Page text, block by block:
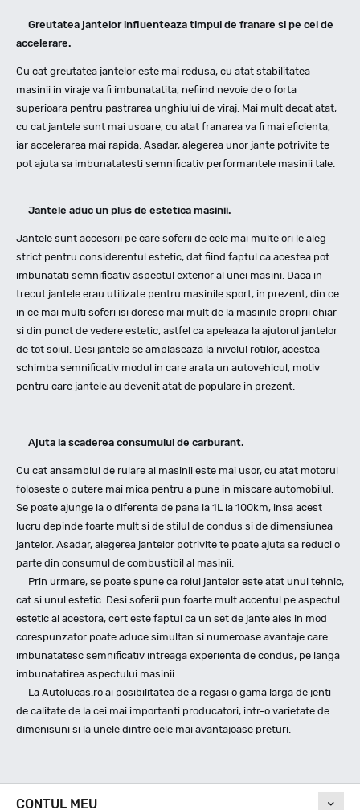
Greutatea jantelor influenteaza timpul de franare si pe cel de
accelerare.
Cu cat greutatea jantelor este mai redusa, cu atat stabilitatea
masinii in viraje va fi imbunatatita, nefiind nevoie de o forta
superioara pentru pastrarea unghiului de viraj. Mai mult decat atat,
cu cat jantele sunt mai usoare, cu atat franarea va fi mai eficienta,
iar accelerarea mai rapida. Asadar, alegerea unor jante potrivite te
pot ajuta sa imbunatatesti semnificativ performantele masinii tale.
Jantele aduc un plus de estetica masinii.
Jantele sunt accesorii pe care soferii de cele mai multe ori le aleg
strict pentru considerentul estetic, dat fiind faptul ca acestea pot
imbunatati semnificativ aspectul exterior al unei masini. Daca in
trecut jantele erau utilizate pentru masinile sport, in prezent, din ce
in ce mai multi soferi isi doresc mai mult de la masinile proprii chiar
si din punct de vedere estetic, astfel ca apeleaza la ajutorul jantelor
de tot soiul. Desi jantele se amplaseaza la nivelul rotilor, acestea
schimba semnificativ modul in care arata un autovehicul, motiv
pentru care jantele au devenit atat de populare in prezent.
Ajuta la scaderea consumului de carburant.
Cu cat ansamblul de rulare al masinii este mai usor, cu atat motorul
foloseste o putere mai mica pentru a pune in miscare automobilul.
Se poate ajunge la o diferenta de pana la 1L la 100km, insa acest
lucru depinde foarte mult si de stilul de condus si de dimensiunea
jantelor. Asadar, alegerea jantelor potrivite te poate ajuta sa reduci o
parte din consumul de combustibil al masinii.
Prin urmare, se poate spune ca rolul jantelor este atat unul tehnic,
cat si unul estetic. Desi soferii pun foarte mult accentul pe aspectul
estetic al acestora, cert este faptul ca un set de jante ales in mod
corespunzator poate aduce simultan si numeroase avantaje care
imbunatatesc semnificativ intreaga experienta de condus, pe langa
imbunatatirea aspectului masinii.
La Autolucas.ro ai posibilitatea de a regasi o gama larga de jenti
de calitate de la cei mai importanti producatori, intr-o varietate de
dimenisuni si la unele dintre cele mai avantajoase preturi.
CONTUL MEU